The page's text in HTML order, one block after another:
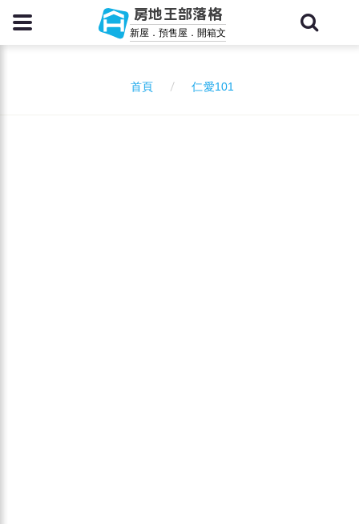
房地王部落格
新屋．預售屋．開箱文
首頁 仁愛101